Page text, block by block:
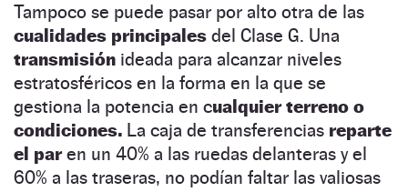
Tampoco se puede pasar por alto otra de las
cualidades principales del Clase G. Una
transmisión ideada para alcanzar niveles
estratosféricos en la forma en la que se
gestiona la potencia en cualquier terreno o
condiciones. La caja de transferencias reparte
el paren un 40% a las ruedas delanteras y el
60% a las traseras, no podían faltar las valiosas